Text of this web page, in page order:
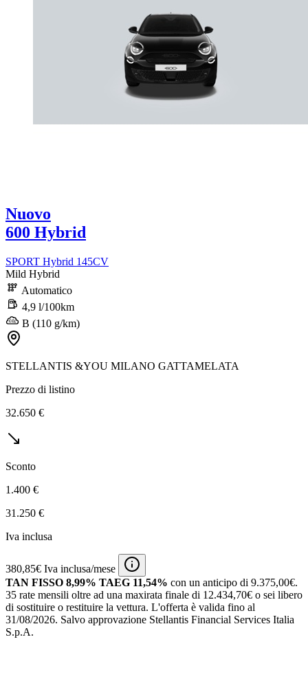
Nuovo
600 Hybrid
SPORT Hybrid 145CV
Mild Hybrid
Automatico
4,9 l/100km
B (110 g/km)
STELLANTIS &YOU MILANO GATTAMELATA
Prezzo di listino
32.650 €
Sconto
1.400 €
31.250 €
Iva inclusa
380,85€ Iva inclusa/mese
TAN FISSO 8,99% TAEG 11,54% con un anticipo di 9.375,00€.
35 rate mensili oltre ad una maxirata finale di 12.434,70€ o sei libero
di sostituire o restituire la vettura. L'offerta è valida fino al
31/08/2026. Salvo approvazione Stellantis Financial Services Italia
S.p.A.